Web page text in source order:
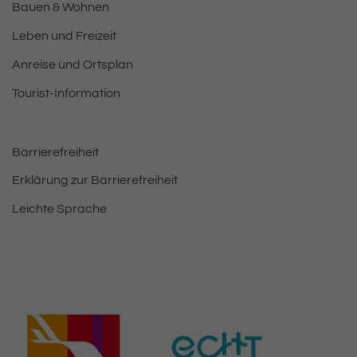
Bauen & Wohnen
Leben und Freizeit
Anreise und Ortsplan
Tourist-Information
Barrierefreiheit
Erklärung zur Barrierefreiheit
Leichte Sprache